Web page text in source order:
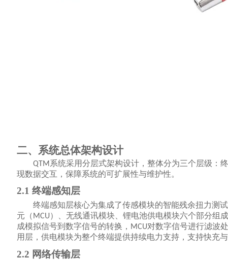
二、系统总体架构设计
QTM 系统采用分层式架构设计，整体分为三个层级：
现数据交互，保障系统的可扩展性与维护性。
2.1 终端感知层
终端感知层核心为集成了传感模块的智能残余扭力测
元（ MCU）、无线通讯模块、锂电池供电模块六个部分组
成模拟信号到数字信号的转换， MCU对数字信号进行滤波
用层，供电模块为整个终端提供持续电力支持，支持快充
2.2 网络传输层